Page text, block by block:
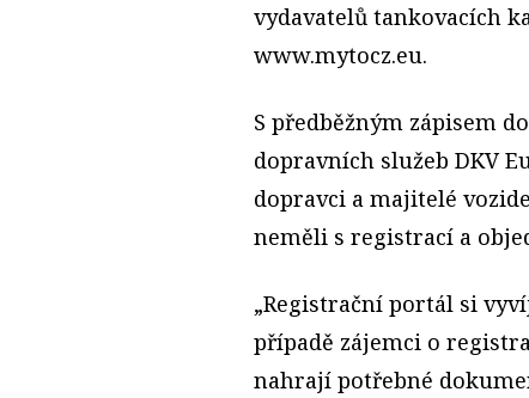
vydavatelů tankovacích
www.mytocz.eu.
S předběžným zápisem
dopravních služeb DKV
dopravci a majitelé
neměli s registrací a
„Registrační portál si
případě zájemci o
nahrají potřebné